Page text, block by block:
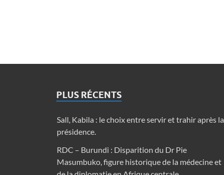
PLUS RÉCENTS
Sall, Kabila : le choix entre servir et trahir après la
présidence.
RDC – Burundi : Disparition du Dr Pie
Masumbuko, figure historique de la médecine et